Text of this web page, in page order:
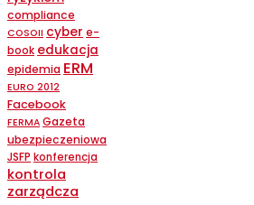
compliance
COSOII cyber e-
book edukacja
epidemia ERM
EURO 2012
Facebook
FERMA Gazeta
ubezpieczeniowa
JSFP konferencja
kontrola
zarządcza